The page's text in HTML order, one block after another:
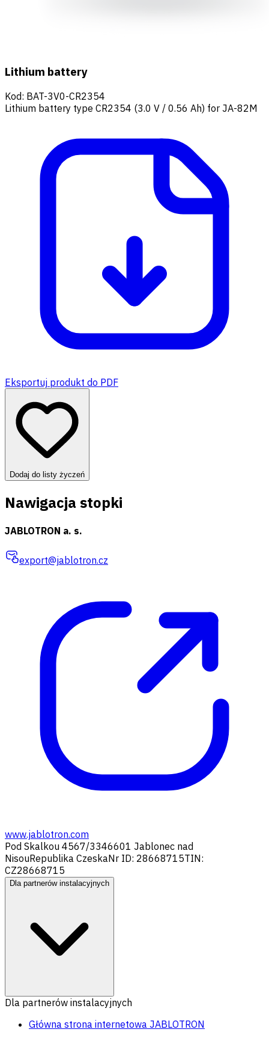
Lithium battery
Kod: BAT-3V0-CR2354
Lithium battery type CR2354 (3.0 V / 0.56 Ah) for JA-82M
Eksportuj produkt do PDF
Dodaj do listy życzeń
Nawigacja stopki
JABLOTRON a. s.
export@jablotron.cz
www.jablotron.com
Pod Skalkou 4567/3346601 Jablonec nad
NisouRepublika CzeskaNr ID: 28668715TIN:
CZ28668715
Dla partnerów instalacyjnych
Dla partnerów instalacyjnych
Główna strona internetowa JABLOTRON